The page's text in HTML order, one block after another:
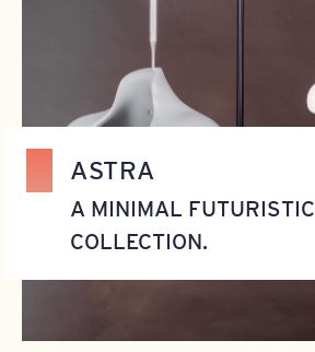
ASTRA
A MINIMAL FUTURISTIC
COLLECTION.